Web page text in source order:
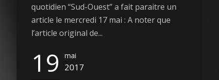
quotidien “Sud-Ouest” a fait paraitre un
article le mercredi 17 mai : A noter que
l’article original de...
19 mai
2017